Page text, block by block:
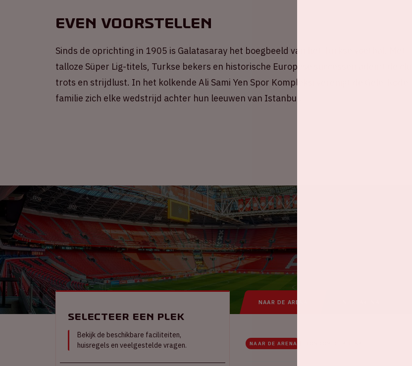
Even voorstellen
Sinds de oprichting in 1905 is Galatasaray het boegbeeld van het Turkse voetbal. Met
talloze Süper Lig-titels, Turkse bekers en historische Europese successen ademt de club
trots en strijdlust. In het kolkende Ali Sami Yen Spor Kompleksi verenigt de Gele-Rode
familie zich elke wedstrijd achter hun leeuwen van Istanbul.
NAAR DE ARENA
NAAR DE ARENA
Selecteer een plek
Bekijk de beschikbare faciliteiten,
huisregels en veelgestelde vragen.